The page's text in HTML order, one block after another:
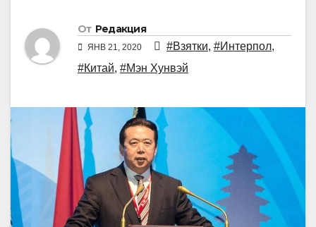
От Редакция
ЯНВ 21, 2020 #Взятки, #Интерпол,
#Китай, #Мэн Хунвэй